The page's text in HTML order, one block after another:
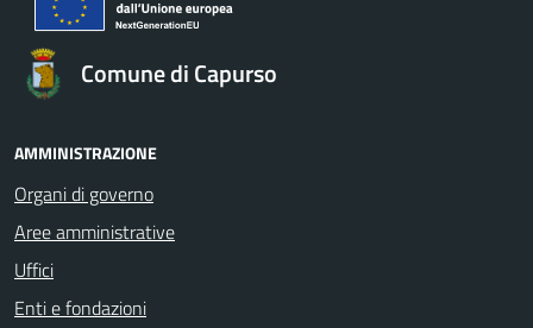
Comune di Capurso
AMMINISTRAZIONE
Organi di governo
Aree amministrative
Uffici
Enti e fondazioni